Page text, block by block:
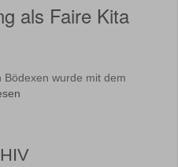
als Faire Kita
Bödexen wurde mit dem